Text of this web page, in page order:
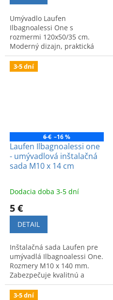
Umývadlo Laufen
Ilbagnoalessi One s
rozmermi 120x50/35 cm.
Moderný dizajn, praktická
odkladacia plocha vľavo a
otvor pre batériu. Ideálne do
modernej kúpeľne.
3-5 dní
6 € –16 %
Laufen Ilbagnoalessi one
- umývadlová inštalačná
sada M10 x 14 cm
Dodacia doba 3-5 dní
5 €
DETAIL
Inštalačná sada Laufen pre
umývadlá Ilbagnoalessi One.
Rozmery M10 x 140 mm.
Zabezpečuje kvalitnú a
bezpečnú montáž s dlhou
životnosťou.
3-5 dní